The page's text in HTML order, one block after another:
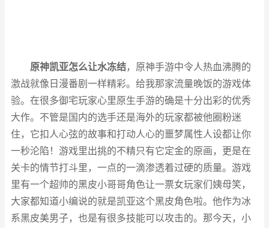
原神凯亚怎么让水冻结，原神手游中令人热血沸腾的
激战就像日漫番剧一样精彩。给我那家流量晚饭的游戏体
验。在很多御宅玩家心里原生手游的确是十分出彩的优秀
大作。不管是国内的选手还是海外的玩家都被他圈粉迷
住，它扣人心弦的故事和打动人心的噩梦属性人设都让你
一秒沦陷！游戏里出挑的不精只有它定金的原画，更是在
关卡的情节打斗里，一点的一滴渗透着过硬的质量。游戏
里有一个超帅的黑皮小哥哥角色让一票女玩家们姨母笑，
大家都知道小编说的就是凯亚这个黑皮角色啦。他作为冰
系黑皮美男子，也是有很多技能可以攻击的。那今天，小